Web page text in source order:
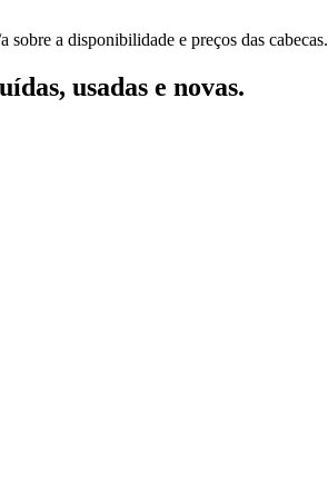
sobre a disponibilidade e preços das cabecas.
usadas e novas.